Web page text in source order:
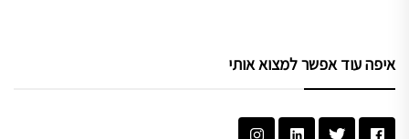
איפה עוד אפשר למצוא אותי